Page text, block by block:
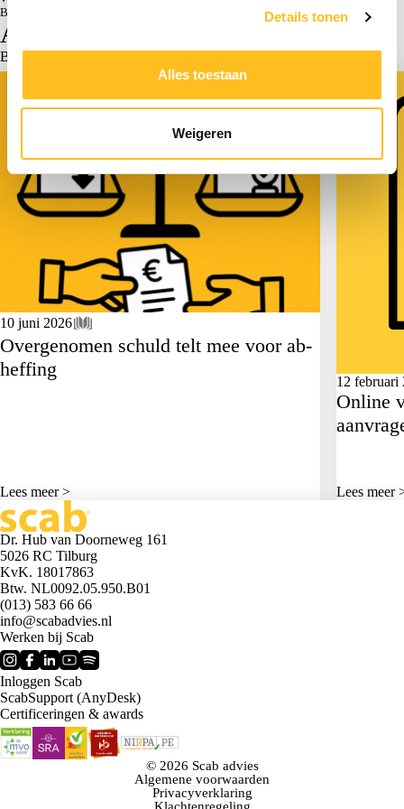
Details tonen
Alles toestaan
Weigeren
Bron: | 12-03-2025
Actueel
Bekijk alle actualiteiten >
10 juni 2026
Overgenomen schuld telt mee voor ab-
heffing
Lees meer >
12 februari
Online
Lees meer
Dr. Hub van Doorneweg 161
5026 RC Tilburg
KvK. 18017863
Btw. NL0092.05.950.B01
(013) 583 66 66
info@scabadvies.nl
Werken bij Scab
Inloggen Scab
ScabSupport (AnyDesk)
Certificeringen & awards
© 2026 Scab advies
Algemene voorwaarden
Privacyverklaring